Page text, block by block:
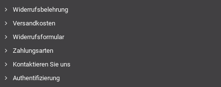
Widerrufsbelehrung
Versandkosten
Widerrufsformular
Zahlungsarten
Kontaktieren Sie uns
Authentifizierung